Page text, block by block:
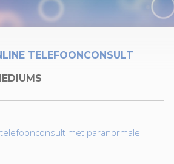
TELEFOONCONSULT
met paranormale